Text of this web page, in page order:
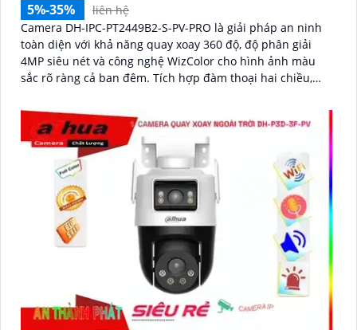
5%-35%
liên hệ
Camera DH-IPC-PT2449B2-S-PV-PRO là giải pháp an ninh
toàn diện với khả năng quay xoay 360 độ, độ phân giải
4MP siêu nét và công nghệ WizColor cho hình ảnh màu
sắc rõ ràng cả ban đêm. Tích hợp đàm thoại hai chiều,
chính xác, hỗ trợ thẻ nhớ lên đến 256GB